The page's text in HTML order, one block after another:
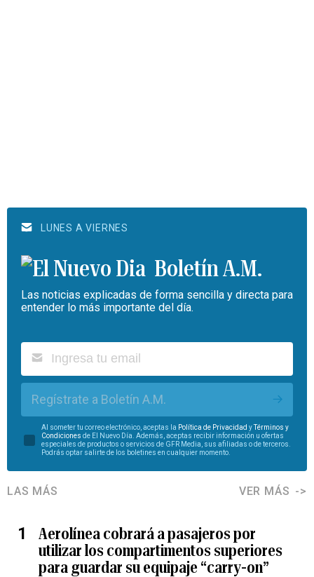
LUNES A VIERNES
Boletín A.M.
Las noticias explicadas de forma sencilla y directa para
entender lo más importante del día.
Regístrate a Boletín A.M.
Al someter tu correo electrónico, aceptas la Política de Privacidad yTérminos y
Condiciones de El Nuevo Día. Además, aceptas recibir información u ofertas
especiales de productos o servicios de GFR Media, sus afiliadas o de terceros.
Podrás optar salirte de los boletines en cualquier momento.
LAS MÁS VER MÁS
Aerolínea cobrará a pasajeros por
utilizar los compartimentos superiores
para guardar su equipaje “carry-on”